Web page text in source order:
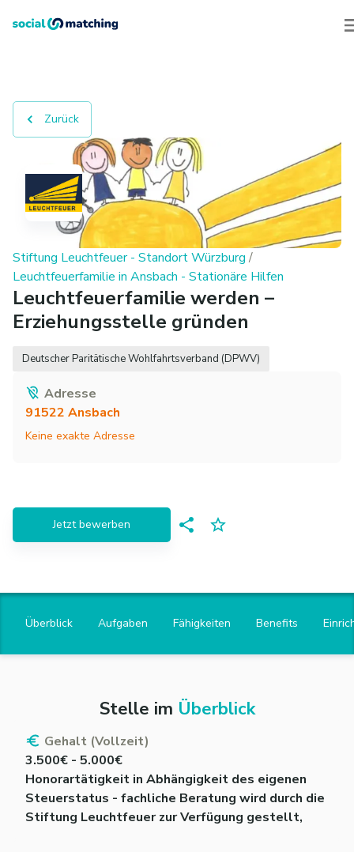
Zurück
Stiftung Leuchtfeuer - Standort Würzburg /
Leuchtfeuerfamilie in Ansbach - Stationäre Hilfen
Leuchtfeuerfamilie werden –
Erziehungsstelle gründen
Deutscher Paritätische Wohlfahrtsverband (DPWV)
Adresse
91522 Ansbach
Keine exakte Adresse
Jetzt bewerben
Überblick Aufgaben Fähigkeiten Benefits
Stelle im Überblick
Gehalt (Vollzeit)
3.500€ - 5.000€
Honorartätigkeit in Abhängigkeit des eigenen
Steuerstatus - fachliche Beratung wird durch die
Stiftung Leuchtfeuer zur Verfügung gestellt,